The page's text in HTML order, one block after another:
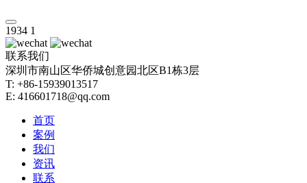
1934 1
联系我们
深圳市南山区华侨城创意园北区B1栋3层
T: +86-15939013517
E: 416601718@qq.com
首页
案例
我们
资讯
联系